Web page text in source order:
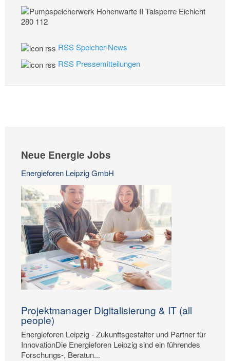
RSS Speicher-News
RSS Pressemitteilungen
Neue Energie Jobs
Energieforen Leipzig GmbH
Projektmanager Digitalisierung & IT (all
people)
Energieforen Leipzig - Zukunftsgestalter und Partner für
InnovationDie Energieforen Leipzig sind ein führendes
Forschungs-, Beratun...